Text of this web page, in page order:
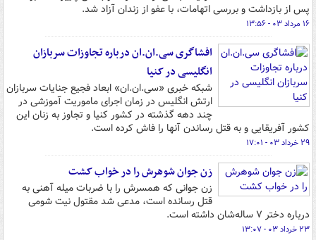
پس از بازداشت و بررسی اتهامات، با عفو از زندان آزاد شد.
۱۶ مرداد ۰۳ - ۱۳:۵۶
افشاگری سی.ان.ان درباره تجاوزات سربازان
انگلیسی در کنیا
شبکه خبری «سی.ان.ان» ابعاد فجیع جنایات سربازان
ارتش انگلیس در زمان اجرای ماموریت آموزشی در
چند دهه گذشته در کشور کنیا و تجاوز به زنان این
کشور آفریقایی و به قتل رساندن آنها را فاش کرده است.
۲۹ خرداد ۰۳ - ۱۷:۰۱
زن جوان شوهرش را در خواب کشت
زن جوانی که همسرش را با ضربات میله آهنی به
قتل رسانده است، مدعی شد مقتول نیت شومی
درباره دختر ۷ ساله‌شان داشته است.
۲۳ خرداد ۰۳ - ۱۳:۰۷